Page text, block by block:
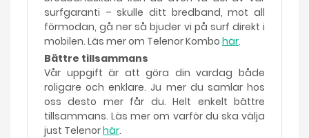
surfgaranti – skulle ditt bredband, mot all
förmodan, gå ner så bjuder vi på surf direkt i
mobilen. Läs mer om Telenor Kombo här.
Bättre tillsammans
Vår uppgift är att göra din vardag både
roligare och enklare. Ju mer du samlar hos
oss desto mer får du. Helt enkelt bättre
tillsammans. Läs mer om varför du ska välja
just Telenorhär.